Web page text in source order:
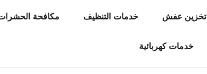
تخزين عفش خدمات التنظيف مكافحة
خدمات كهربائية